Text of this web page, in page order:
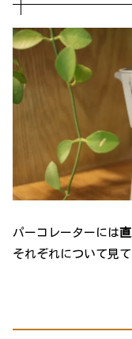
パーコレーターには
それぞれについて見